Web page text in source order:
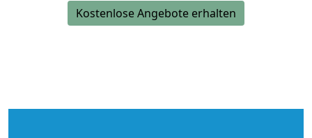
Kostenlose Angebote erhalten